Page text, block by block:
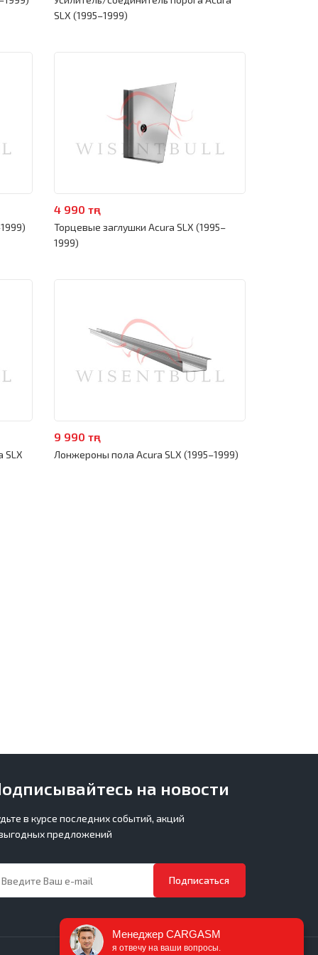
SLX (1995–1999)
4 990 тңг
Торцевые заглушки Acura SLX (1995–
1999)
SLX
9 990 тңг
Лонжероны пола Acura SLX (1995–1999)
на новости
в курсе последних событий, акций
предложений
Подписаться
Менеджер CARGASM
я отвечу на ваши вопросы.